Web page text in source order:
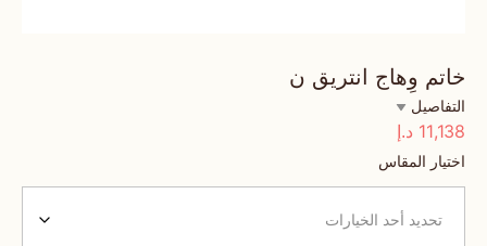
خاتم وِهاج انتريق ن
التفاصيل
11,138 د.إ
اختيار المقاس